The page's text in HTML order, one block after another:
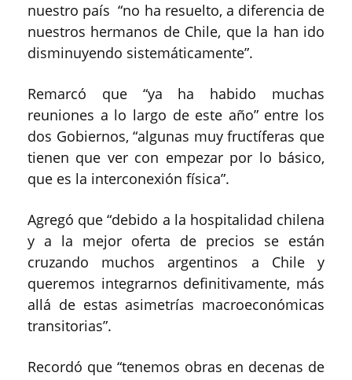
nuestro país “no ha resuelto, a diferencia de
nuestros hermanos de Chile, que la han ido
disminuyendo sistemáticamente”.
Remarcó que “ya ha habido muchas
reuniones a lo largo de este año” entre los
dos Gobiernos, “algunas muy fructíferas que
tienen que ver con empezar por lo básico,
que es la interconexión física”.
Agregó que “debido a la hospitalidad chilena
y a la mejor oferta de precios se están
cruzando muchos argentinos a Chile y
queremos integrarnos definitivamente, más
allá de estas asimetrías macroeconómicas
transitorias”.
Recordó que “tenemos obras en decenas de